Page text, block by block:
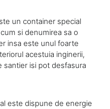
un container special
si denumirea sa o
insa este unul foarte
acestuia inginerii,
santier isi pot desfasura
este dispune de energie